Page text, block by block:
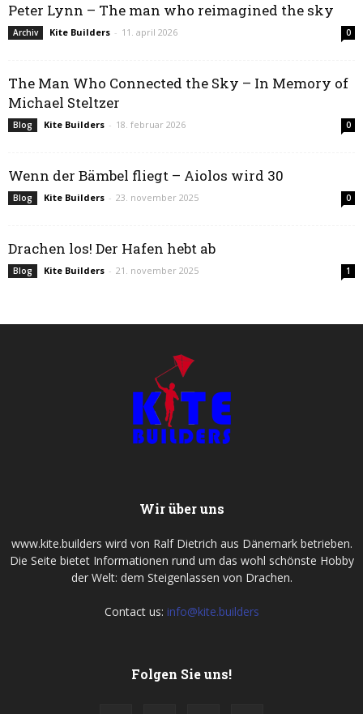
Peter Lynn – The man who reimagined the sky
Archiv Kite Builders - 11. april 2026 0
The Man Who Connected the Sky – In Memory of
Michael Steltzer
Blog Kite Builders - 18. februar 2026 0
Wenn der Bämbel fliegt – Aiolos wird 30
Blog Kite Builders - 23. november 2025 0
Drachen los! Der Hafen hebt ab
Blog Kite Builders - 21. november 2025 1
Wir über uns
www.kite.builders wird von Ralf Dietrich aus Dänemark betrieben.
Die Seite bietet Informationen rund um das wohl schönste Hobby
der Welt: dem Steigenlassen von Drachen.
Contact us: info@kite.builders
Folgen Sie uns!